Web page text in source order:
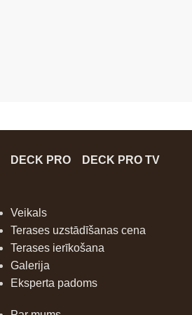
DECK PRO DECK PRO TV
Veikals
Terases uzstādīšanas cena
Terases ierīkošana
Galerija
Eksperta padoms